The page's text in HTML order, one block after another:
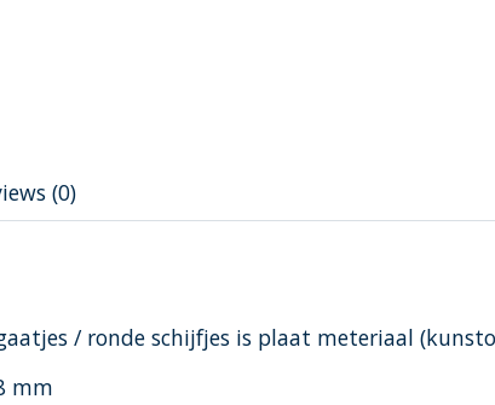
(0)
/ ronde schijfjes is plaat meteriaal
mm